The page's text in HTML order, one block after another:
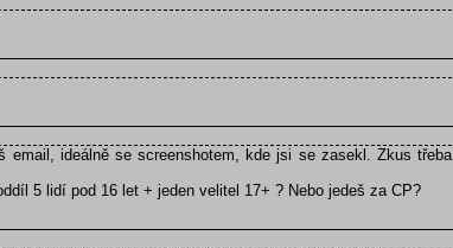
ideálně se screenshotem, kde jsi se zasekl. Zkus třeba
5 lidí pod 16 let + jeden velitel 17+ ? Nebo jedeš za CP?